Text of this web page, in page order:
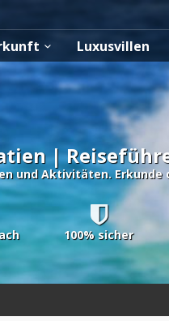
Luxusvillen
|
und Aktivitäten. Erkunde
100% sicher